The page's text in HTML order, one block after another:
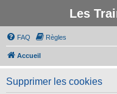
Les
FAQ Règles
Accueil
Supprimer les cookies